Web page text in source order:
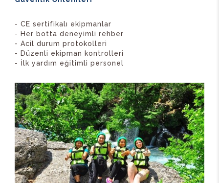
- CE sertifikalı ekipmanlar
- Her botta deneyimli rehber
- Acil durum protokolleri
- Düzenli ekipman kontrolleri
- İlk yardım eğitimli personel